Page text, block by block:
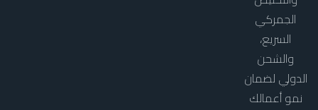
الجمركي
السريع،
والشحن
الدولي لضمان
نمو أعمالك